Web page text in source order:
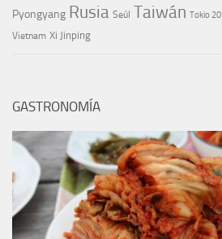
Pyongyang Rusia Seúl Taiwán Tokio
Vietnam Xi Jinping
GASTRONOMÍA